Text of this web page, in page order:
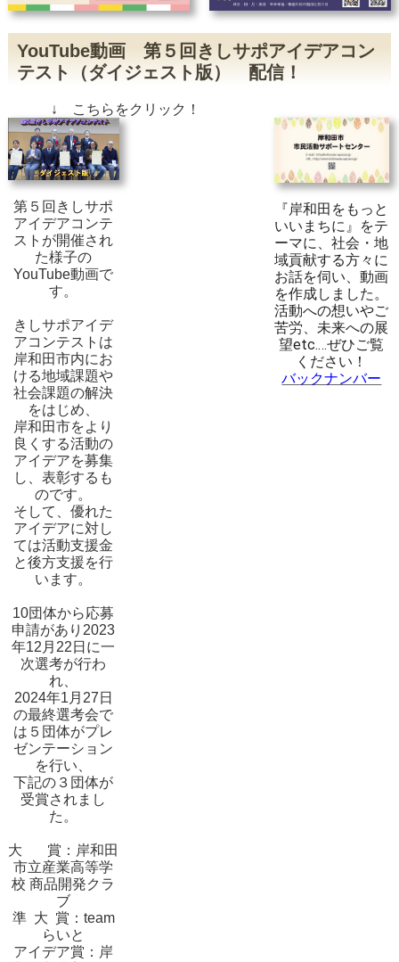
YouTube動画 第５回きしサポアイデアコン
テスト（ダイジェスト版） 配信！
↓ こちらをクリック！
第５回きしサポ
アイデアコンテ
ストが開催され
た様子の
YouTube動画で
す。
きしサポアイデ
アコンテストは
岸和田市内にお
ける地域課題や
社会課題の解決
をはじめ、
岸和田市をより
良くする活動の
アイデアを募集
し、表彰するも
のです。
そして、優れた
アイデアに対し
ては活動支援金
と後方支援を行
います。
10団体から応募
申請があり2023
年12月22日に一
次選考が行わ
れ、
2024年1月27日
の最終選考会で
は５団体がプレ
ゼンテーション
を行い、
下記の３団体が
受賞されまし
た。
大 賞：岸和田
市立産業高等学
校 商品開発クラ
ブ
準 大 賞：team
らいと
アイデア賞：岸
『岸和田をもっと
いいまちに』をテ
ーマに、社会・地
域貢献する方々に
お話を伺い、動画
を作成しました。
活動への想いやご
苦労、未来への展
望etc.…ぜひご覧
ください！
バックナンバー